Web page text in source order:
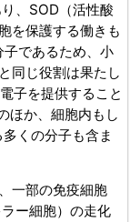
、SOD（活性酸
を保護する働きも
であるため、小
同じ役割は果たし
子を提供すること
ほか、細胞内もし
くの分子も含ま
一部の免疫細胞
ー細胞）の走化